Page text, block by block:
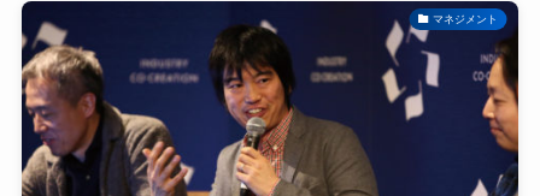
マネジメント